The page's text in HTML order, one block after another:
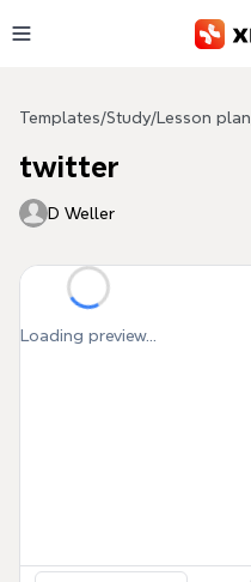
Templates/Study/ Lesson plan
twitter
D Weller
Loading preview...